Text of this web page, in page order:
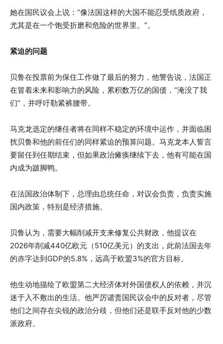
她在国民议会上说：“像法国这样的大国不能忍受纸质政府，
尤其是在一个饱受折磨和危险的世界里。”。
紧迫的问题
贝鲁在投票前为保住工作做了最后的努力，他警告说，法国正
在冒着未来和影响力的风险，累积数万亿的国债，“淹没了我
们”，并呼吁勒紧裤腰带。
马克龙选定的继任者将在同样不稳定的环境中运作，并面临困
扰贝鲁和他的前任们的同样紧迫的预算问题。马克龙本人誓言
要留任到任期结束，但如果政治瘫痪继续下去，他有可能在国
内成为跛脚鸭。
在法国政治体制下，总理由总统任命，对议会负责，负责实施
国内政策，特别是经济措施。
贝鲁认为，需要大幅削减开支来修复公共财政，他提议在
2026年削减440亿欧元（510亿美元）的支出，此前法国去年
的赤字达到GDP的5.8%，远高于欧盟3%的官方目标。
他生动地描绘了欧盟第二大经济体对外国债权人的依赖，并沉
迷于入不敷出的生活。他严厉谴责国民议会中的反对者，尽管
他们之间存在尖锐的政治分歧，但他们还是联手反对他的少数
派政府。